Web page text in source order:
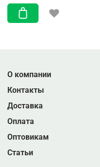
О компании
Контакты
Доставка
Оплата
Оптовикам
Статьи